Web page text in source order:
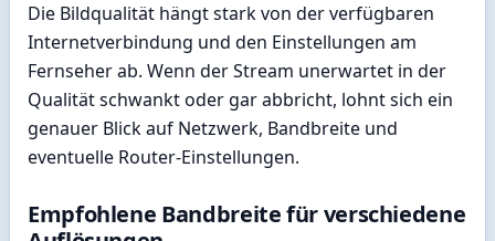
Die Bildqualität hängt stark von der verfügbaren
Internetverbindung und den Einstellungen am
Fernseher ab. Wenn der Stream unerwartet in der
Qualität schwankt oder gar abbricht, lohnt sich ein
genauer Blick auf Netzwerk, Bandbreite und
eventuelle Router-Einstellungen.
Empfohlene Bandbreite für verschiedene